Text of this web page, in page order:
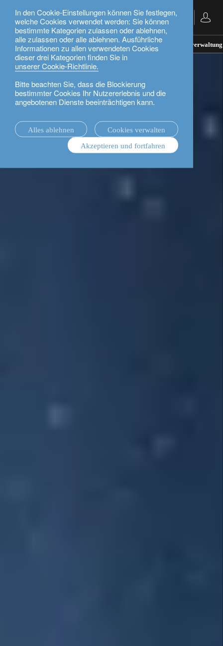
In den Cookie-Einstellungen können Sie festlegen,
welche Cookies verwendet werden: Sie können
bestimmte Kategorien zulassen oder ablehnen,
alle zulassen oder alle ablehnen. Ausführliche
Informationen zu allen verwendeten Cookies
dieser drei Kategorien finden Sie in
unserer Cookie-Richtlinie.
Bitte beachten Sie, dass die Blockierung
bestimmter Cookies Ihr Nutzererlebnis und die
angebotenen Dienste beeinträchtigen kann.
Alles ablehnen
Cookies verwalten
Akzeptieren und fortfahren
Deutsch
Private Banking. Investment Solutions.